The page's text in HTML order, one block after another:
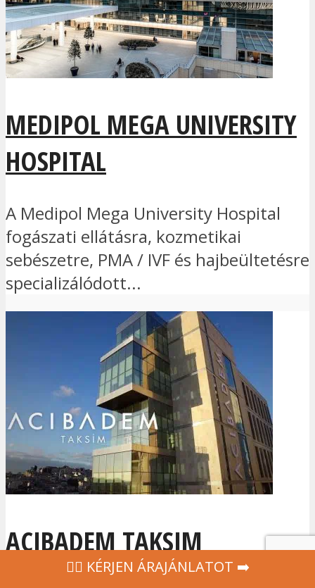
MEDIPOL MEGA UNIVERSITY
HOSPITAL
A Medipol Mega University Hospital
fogászati ellátásra, kozmetikai
sebészetre, PMA / IVF és hajbeültetésre
specializálódott...
ACIBADEM TAKSIM
‍👩‍⚕ KÉRJEN ÁRAJÁNLATOT ➡️